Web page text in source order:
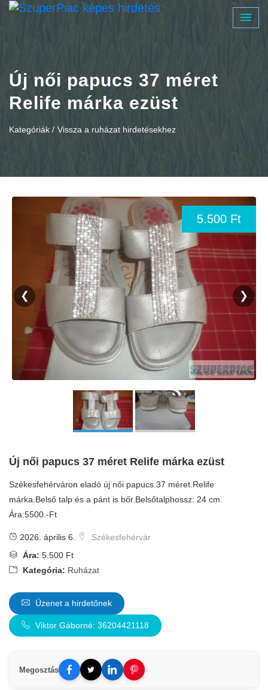
Új női papucs 37 méret
Relife márka ezüst
Kategóriák / Vissza a ruházat hirdetésekhez
5.500 Ft
❮ ❯
Új női papucs 37 méret Relife márka ezüst
Székesfehérváron eladó új női papucs.37 méret.Relife
márka.Belső talp és a pánt is bőr.Belsőtalphossz: 24 cm.
Ára:5500.-Ft
2026. április 6.
Székesfehérvár
Ára: 5.500 Ft
Kategória: Ruházat
Üzenet a hirdetőnek
Viktor Gáborné: 36204421118
Megosztás